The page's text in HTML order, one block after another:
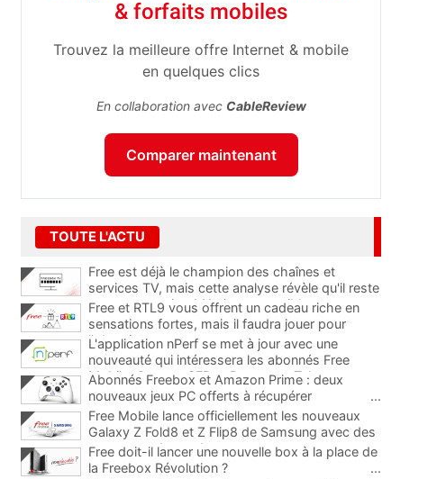
& forfaits mobiles
Trouvez la meilleure offre Internet & mobile
en quelques clics
En collaboration avec CableReview
Comparer maintenant
TOUTE L'ACTU
Free est déjà le champion des chaînes et
services TV, mais cette analyse révèle qu'il reste
encore au moins 141 ajouts possibles
Free et RTL9 vous offrent un cadeau riche en
sensations fortes, mais il faudra jouer pour
l'obtenir
L'application nPerf se met à jour avec une
nouveauté qui intéressera les abonnés Free
Mobile, Orange, SFR et Bouygues Telecom
Abonnés Freebox et Amazon Prime : deux
nouveaux jeux PC offerts à récupérer
...
Free Mobile lance officiellement les nouveaux
Galaxy Z Fold8 et Z Flip8 de Samsung avec des
promos et des cadeaux
...
Free doit-il lancer une nouvelle box à la place de
la Freebox Révolution ?
...